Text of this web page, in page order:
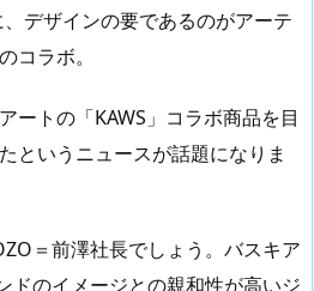
デザインの要であるのがアーテ
コラボ。
ートの「KAWS」コラボ商品を目
というニュースが話題になりま
＝前澤社長でしょう。バスキア
ドのイメージとの親和性が高いジ